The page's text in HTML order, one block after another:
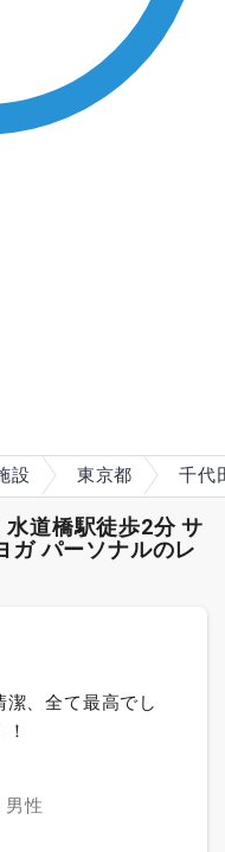
設 東京都 千代
道橋駅徒歩2分 サ
ガ パーソナルのレ
、全て最高でし
男性